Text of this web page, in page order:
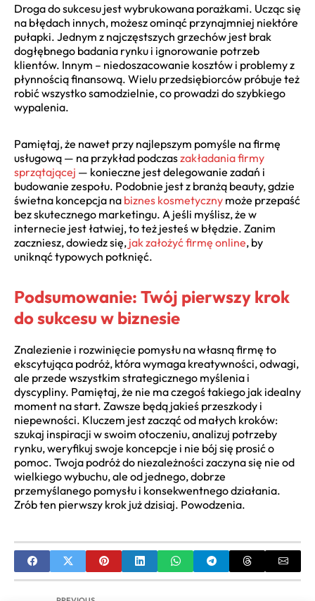
Droga do sukcesu jest wybrukowana porażkami. Ucząc się
na błędach innych, możesz ominąć przynajmniej niektóre
pułapki. Jednym z najczęstszych grzechów jest brak
dogłębnego badania rynku i ignorowanie potrzeb
klientów. Innym – niedoszacowanie kosztów i problemy z
płynnością finansową. Wielu przedsiębiorców próbuje też
robić wszystko samodzielnie, co prowadzi do szybkiego
wypalenia.
Pamiętaj, że nawet przy najlepszym pomyśle na firmę
usługową — na przykład podczaszakładania firmy
sprzątającej — konieczne jest delegowanie zadań i
budowanie zespołu. Podobnie jest z branżą beauty, gdzie
świetna koncepcja na biznes kosmetyczny może przepaść
bez skutecznego marketingu. A jeśli myślisz, że w
internecie jest łatwiej, to też jesteś w błędzie. Zanim
zaczniesz, dowiedz się, jak założyć firmę online, by
uniknąć typowych potknięć.
Podsumowanie: Twój pierwszy krok
do sukcesu w biznesie
Znalezienie i rozwinięcie pomysłu na własną firmę to
ekscytująca podróż, która wymaga kreatywności, odwagi,
ale przede wszystkim strategicznego myślenia i
dyscypliny. Pamiętaj, że nie ma czegoś takiego jak idealny
moment na start. Zawsze będą jakieś przeszkody i
niepewności. Kluczem jest zacząć od małych kroków:
szukaj inspiracji w swoim otoczeniu, analizuj potrzeby
rynku, weryfikuj swoje koncepcje i nie bój się prosić o
pomoc. Twoja podróż do niezależności zaczyna się nie od
wielkiego wybuchu, ale od jednego, dobrze
przemyślanego pomysłu i konsekwentnego działania.
Zrób ten pierwszy krok już dzisiaj. Powodzenia.